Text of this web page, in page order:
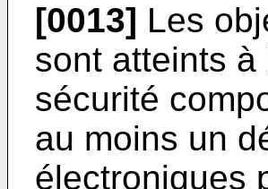
[0013] Les
sont atteints
sécurité
au moins un
électroniques